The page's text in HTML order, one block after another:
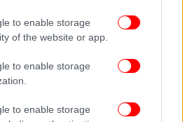
to enable storage
of the website or app.
to enable storage
to enable storage
μέτρα, μετά τα 1.261
απαγόρευση κυκλοφορίας πριν
-Η καταγγελία για